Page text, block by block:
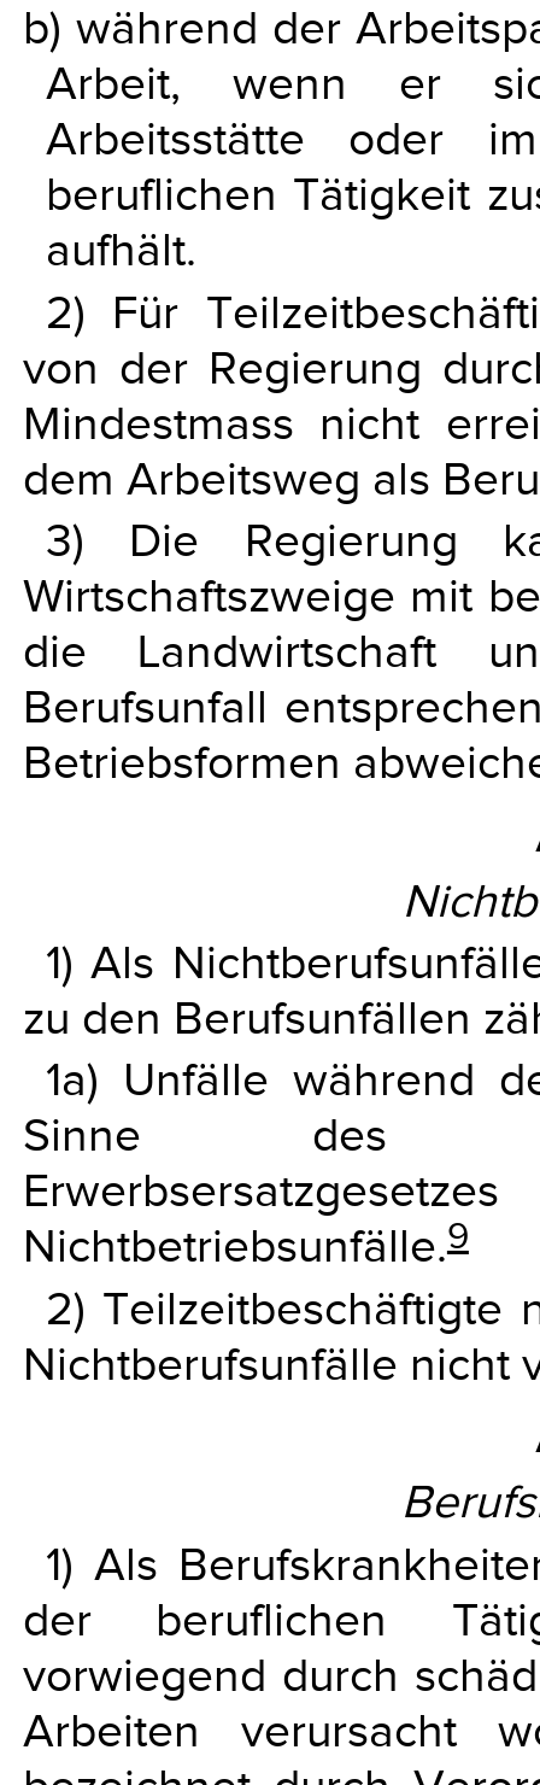
b) während der
Arbeit, wenn er
Arbeitsstätte oder
beruflichen Tätigkeit
aufhält.
2) Für
von der Regierung
Mindestmass nicht
dem Arbeitsweg als
3) Die Regierung
Wirtschaftszweige mit
die Landwirtschaft
Berufsunfall
Betriebsformen
1) Als
zu den Berufsunfällen
1a) Unfälle während
Sinne des
Nichtbetriebsunfälle.9
2) Teilzeitbeschäftigte
Nichtberufsunfälle nicht
1) Als
der beruflichen
vorwiegend durch
Arbeiten verursacht